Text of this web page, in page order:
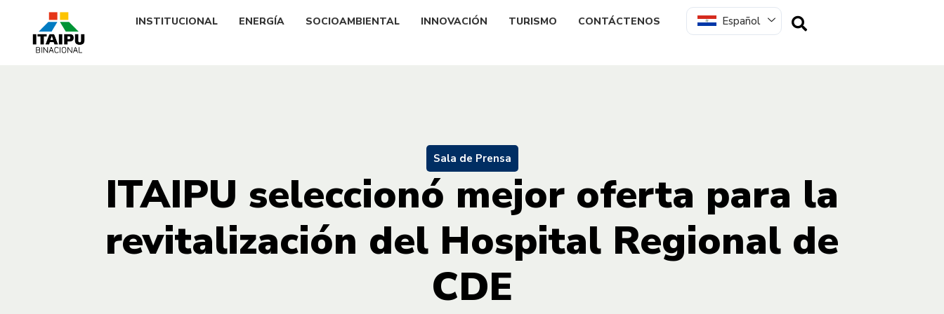
INSTITUCIONAL ENERGÍA SOCIOAMBIENTAL INNOVACIÓN TURISMO CONTÁCTENOS Español
Sala de Prensa
ITAIPU seleccionó mejor oferta para la
revitalización del Hospital Regional de
CDE